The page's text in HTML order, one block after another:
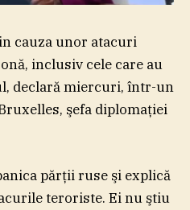
cauza unor atacuri
inclusiv cele care au
declară miercuri, într-un
şefa diplomaţiei
părţii ruse şi explică
teroriste. Ei nu ştiu